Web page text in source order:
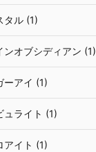
タル (1)
ンオブシディアン (1)
ーアイ (1)
ュライト (1)
アイト (1)